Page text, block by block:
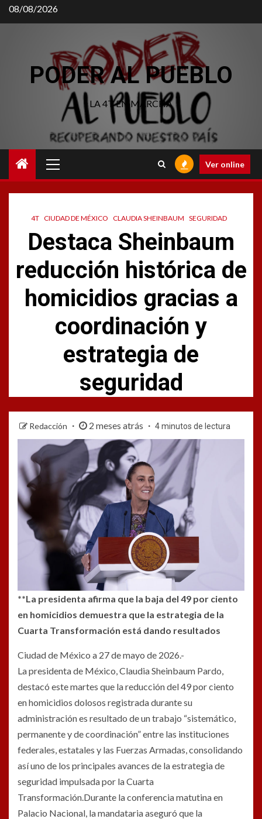
Saltar
al
08/08/2026
PODER AL PUEBLO
LA 4T EN MARCHA
principal
Ver online
4T CIUDAD DE MÉXICO CLAUDIA SHEINBAUM SEGURIDAD
Destaca Sheinbaum
reducción histórica de
homicidios gracias a
coordinación y
estrategia de
seguridad
Redacción 2 meses atrás 4 minutos de lectura
**La presidenta afirma que la baja del 49 por ciento
en homicidios demuestra que la estrategia de la
Cuarta Transformación está dando resultados
Ciudad de México a 27 de mayo de 2026.-
La presidenta de México, Claudia Sheinbaum Pardo,
destacó este martes que la reducción del 49 por ciento
en homicidios dolosos registrada durante su
administración es resultado de un trabajo “sistemático,
permanente y de coordinación” entre las instituciones
federales, estatales y las Fuerzas Armadas, consolidando
así uno de los principales avances de la estrategia de
seguridad impulsada por la Cuarta
Transformación.Durante la conferencia matutina en
Palacio Nacional, la mandataria aseguró que la